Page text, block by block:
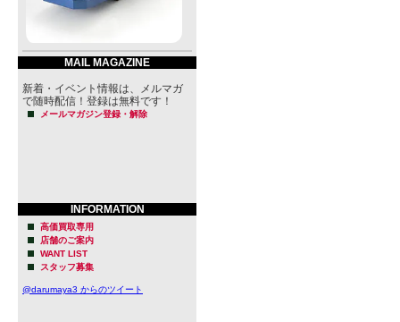
MAIL MAGAZINE
新着・イベント情報は、メルマガ
で随時配信！登録は無料です！
メールマガジン登録・解除
INFORMATION
高価買取専用
店舗のご案内
WANT LIST
スタッフ募集
@darumaya3 からのツイート